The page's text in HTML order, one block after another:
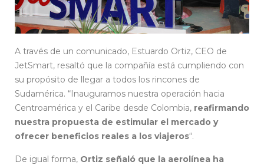
A través de un comunicado, Estuardo Ortiz, CEO de
JetSmart, resaltó que la compañía está cumpliendo con
su propósito de llegar a todos los rincones de
Sudamérica. “Inauguramos nuestra operación hacia
Centroamérica y el Caribe desde Colombia, reafirmando
nuestra propuesta de estimular el mercado y
ofrecer beneficios reales a los viajeros“.
De igual forma, Ortiz señaló que la aerolínea ha